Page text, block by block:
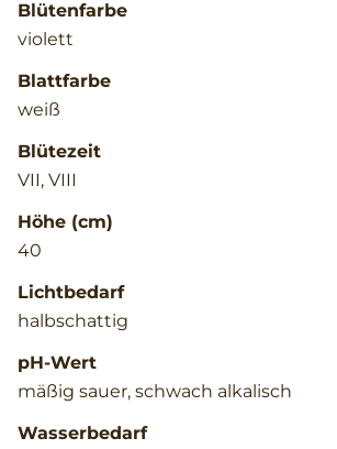
Blütenfarbe
violett
Blattfarbe
weiß
Blütezeit
VII, VIII
Höhe (cm)
40
Lichtbedarf
halbschattig
pH-Wert
mäßig sauer, schwach alkalisch
Wasserbedarf